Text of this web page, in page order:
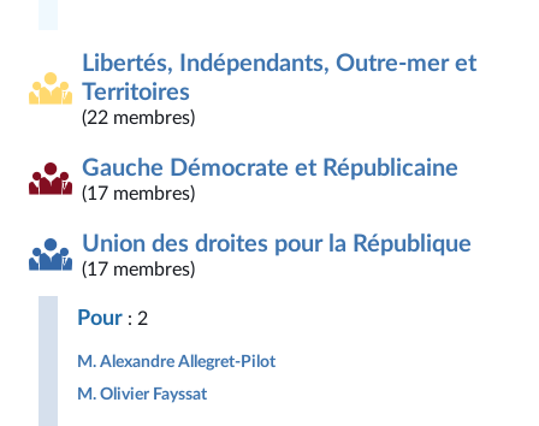
Libertés, Indépendants, Outre-mer et
Territoires
(22 membres)
Gauche Démocrate et Républicaine
(17 membres)
Union des droites pour la République
(17 membres)
Pour : 2
M. Alexandre Allegret-Pilot
M. Olivier Fayssat